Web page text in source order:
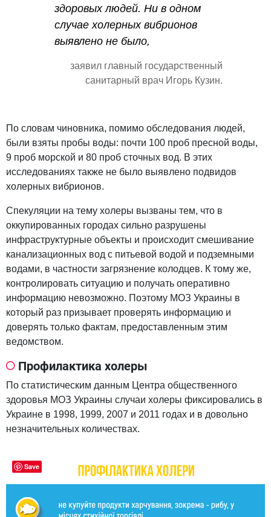
здоровых людей. Ни в одном
случае холерных вибрионов
выявлено не было,
заявил главный государственный
санитарный врач Игорь Кузин.
По словам чиновника, помимо обследования людей,
были взяты пробы воды: почти 100 проб пресной воды,
9 проб морской и 80 проб сточных вод. В этих
исследованиях также не было выявлено подвидов
холерных вибрионов.
Спекуляции на тему холеры вызваны тем, что в
оккупированных городах сильно разрушены
инфраструктурные объекты и происходит смешивание
канализационных вод с питьевой водой и подземными
водами, в частности загрязнение колодцев. К тому же,
контролировать ситуацию и получать оперативно
информацию невозможно. Поэтому МОЗ Украины в
который раз призывает проверять информацию и
доверять только фактам, предоставленным этим
ведомством.
Профилактика холеры
По статистическим данным Центра общественного
здоровья МОЗ Украины случаи холеры фиксировались в
Украине в 1998, 1999, 2007 и 2011 годах и в довольно
незначительных количествах.
Save